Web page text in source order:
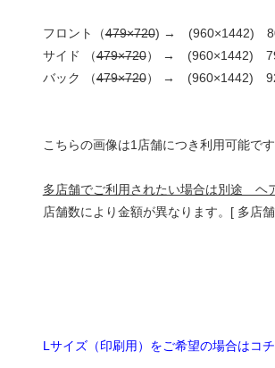
フロント（479×720) → (960×1442)
サイド （479×720） → (960×1442)
バック （479×720） → (960×1442)
こちらの画像は1店舗につき利用可能です
多店舗でご利用されたい場合は別途 ヘ
店舗数により金額が異なります。[ 多店
Lサイズ（印刷用）をご希望の場合はコ